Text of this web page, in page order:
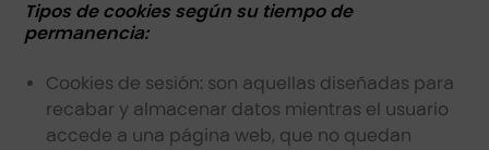
Tipos de cookies según su tiempo de
permanencia:
Cookies de sesión: son aquellas diseñadas para
recabar y almacenar datos mientras el usuario
accede a una página web, que no quedan